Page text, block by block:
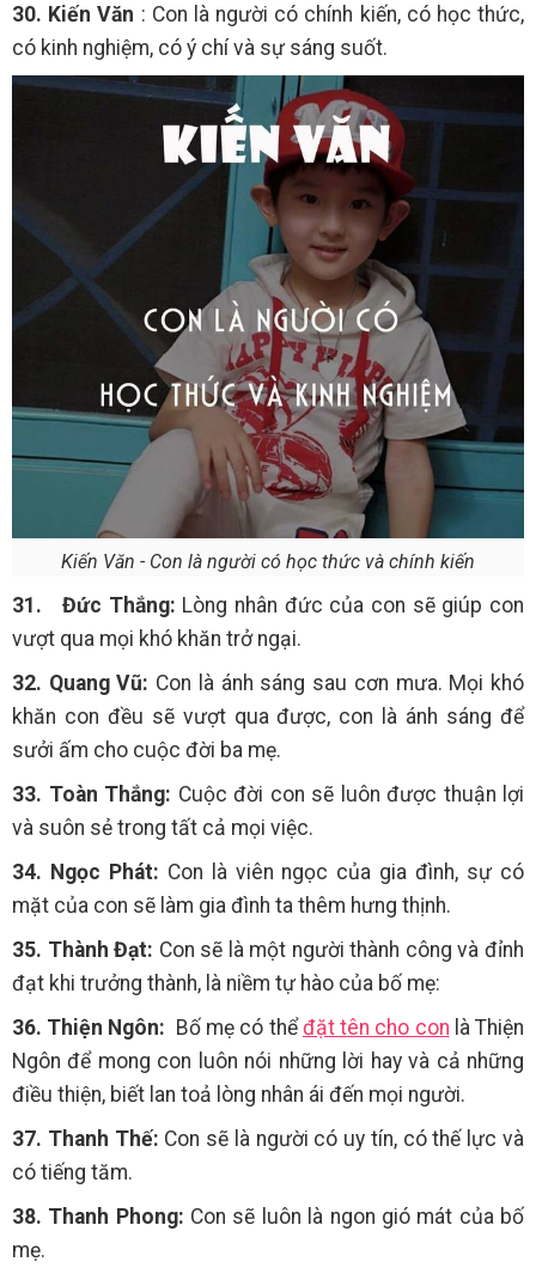
30. Kiến Văn : Con là người có chính kiến, có học thức,
có kinh nghiệm, có ý chí và sự sáng suốt.
Kiến Văn - Con là người có học thức và chính kiến
31. Đức Thắng: Lòng nhân đức của con sẽ giúp con
vượt qua mọi khó khăn trở ngại.
32. Quang Vũ: Con là ánh sáng sau cơn mưa. Mọi khó
khăn con đều sẽ vượt qua được, con là ánh sáng để
sưởi ấm cho cuộc đời ba mẹ.
33. Toàn Thắng: Cuộc đời con sẽ luôn được thuận lợi
và suôn sẻ trong tất cả mọi việc.
34. Ngọc Phát: Con là viên ngọc của gia đình, sự có
mặt của con sẽ làm gia đình ta thêm hưng thịnh.
35. Thành Đạt: Con sẽ là một người thành công và đỉnh
đạt khi trưởng thành, là niềm tự hào của bố mẹ:
36. Thiện Ngôn: Bố mẹ có thểđặt tên cho con là Thiện
Ngôn để mong con luôn nói những lời hay và cả những
điều thiện, biết lan toả lòng nhân ái đến mọi người.
37. Thanh Thế: Con sẽ là người có uy tín, có thế lực và
có tiếng tăm.
38. Thanh Phong: Con sẽ luôn là ngon gió mát của bố
mẹ.